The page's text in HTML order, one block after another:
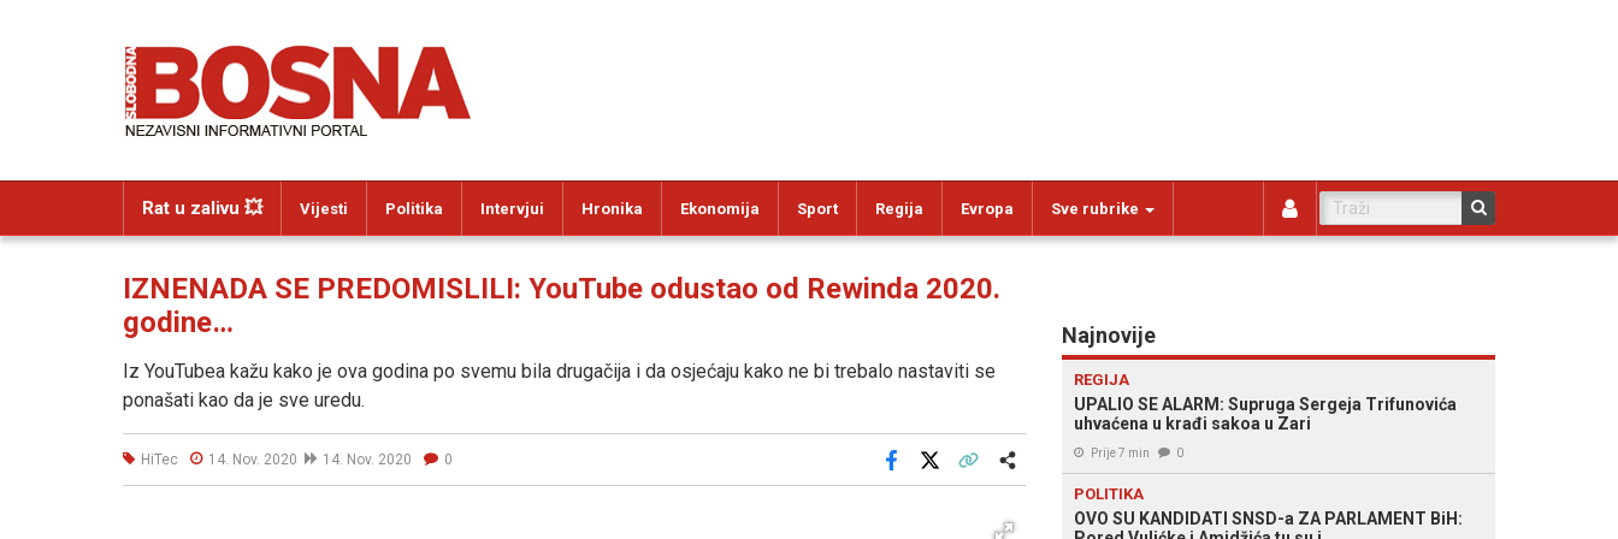
Rat u zalivu 💥 Vijesti Politika Intervjui Hronika Ekonomija Sport Regija Evropa Sve rubrike
IZNENADA SE PREDOMISLILI: YouTube odustao od Rewinda 2020.
godine…
Iz YouTubea kažu kako je ova godina po svemu bila drugačija i da osjećaju kako ne bi trebalo nastaviti se
ponašati kao da je sve uredu.
HiTec 14. Nov. 2020 14. Nov. 2020 0
Facebook
Najnovije
REGIJA
UPALIO SE ALARM: Supruga Sergeja Trifunovića
uhvaćena u krađi sakoa u Zari
Prije 7 min 0
POLITIKA
OVO SU KANDIDATI SNSD-a ZA PARLAMENT BiH: